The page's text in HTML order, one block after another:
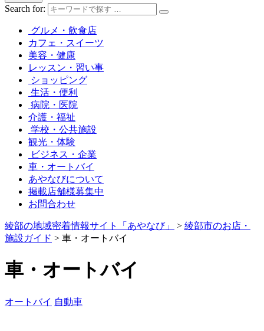
Search for:
グルメ・飲食店
カフェ・スイーツ
美容・健康
レッスン・習い事
ショッピング
生活・便利
病院・医院
介護・福祉
学校・公共施設
観光・体験
ビジネス・企業
車・オートバイ
あやなびについて
掲載店舗様募集中
お問合わせ
綾部の地域密着情報サイト「あやなび」 > 綾部市のお店・
施設ガイド > 車・オートバイ
車・オートバイ
オートバイ 自動車